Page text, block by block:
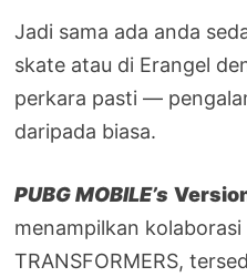
Jadi sama ada anda
skate atau di Erangel
perkara pasti —
daripada biasa.
PUBG MOBILE’s
menampilkan kolaborasi
TRANSFORMERS,